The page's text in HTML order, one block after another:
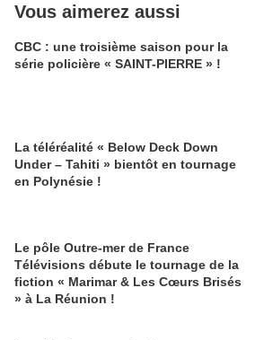
Vous aimerez aussi
CBC : une troisième saison pour la
série policière « SAINT-PIERRE » !
La téléréalité « Below Deck Down
Under – Tahiti » bientôt en tournage
en Polynésie !
Le pôle Outre-mer de France
Télévisions débute le tournage de la
fiction « Marimar & Les Cœurs Brisés
» à La Réunion !